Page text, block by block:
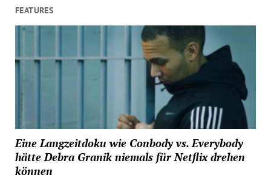
FEATURES
Eine Langzeitdoku wie Conbody vs. Everybody
hätte Debra Granik niemals für Netflix drehen
können